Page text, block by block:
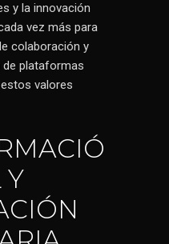
y la innovación
vez más para
colaboración y
de plataformas
valores
Y